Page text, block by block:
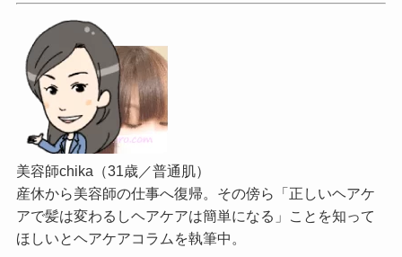
美容師chika（31歳／普通肌）
産休から美容師の仕事へ復帰。その傍ら「正しいヘアケ
アで髪は変わるしヘアケアは簡単になる」ことを知って
ほしいとヘアケアコラムを執筆中。